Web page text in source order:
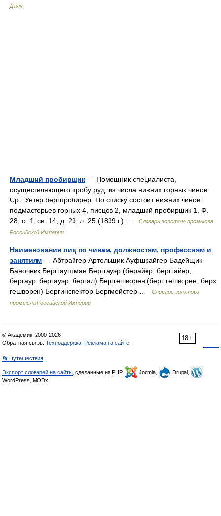
Даля
Младший пробирщик — Помощник специалиста,
осуществляющего пробу руд, из числа нижних горных чинов.
Ср.: Унтер бергпробирер. По списку состоит нижних чинов:
подмастерьев горных 4, писцов 2, младший пробирщик 1. Ф.
28, о. 1, св. 14, д. 23, л. 25 (1839 г.) …
Словарь золотого промысла
Российской Империи
Наименования лиц по чинам, должностям, профессиям и
занятиям — Абтрайгер Артельщик Ауфшрайгер Бадейщик
Баночник Берггауптман Берггауэр (берайер, берггайер,
бергаур, бергауэр, бергал) Берггешворен (берг гешворен, берх
гешворен) Бергинспектор Бергмейстер …
Словарь золотого
промысла Российской Империи
18+
© Академик, 2000-2026
Обратная связь: Техподдержка Реклама на сайте
👣 Путешествия
Экспорт словарей на сайты , сделанные на PHP, Joomla,
Drupal,
WordPress, MODx.